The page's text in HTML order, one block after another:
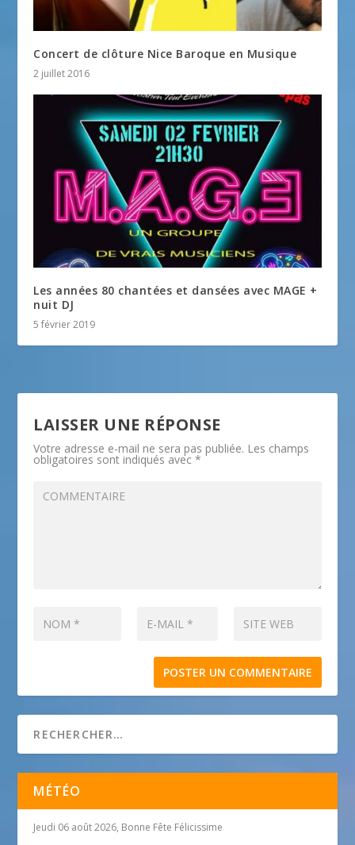
Concert de clôture Nice Baroque en Musique
2 juillet 2016
Les années 80 chantées et dansées avec MAGE +
nuit DJ
5 février 2019
LAISSER UNE RÉPONSE
Votre adresse e-mail ne sera pas publiée. Les champs
obligatoires sont indiqués avec*
MÉTÉO
Jeudi 06 août 2026, Bonne Fête Félicissime